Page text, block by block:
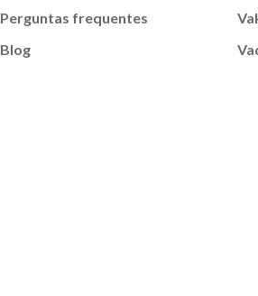
Perguntas frequentes
Blog